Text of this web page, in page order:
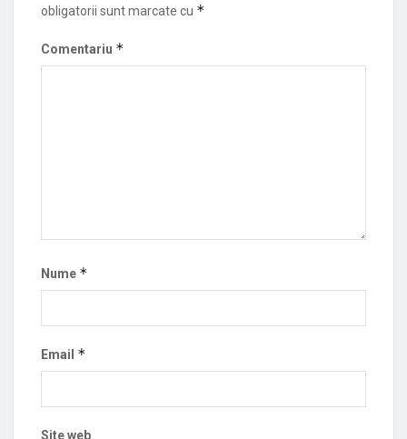
obligatorii sunt marcate cu *
Comentariu *
Nume *
Email *
Site web